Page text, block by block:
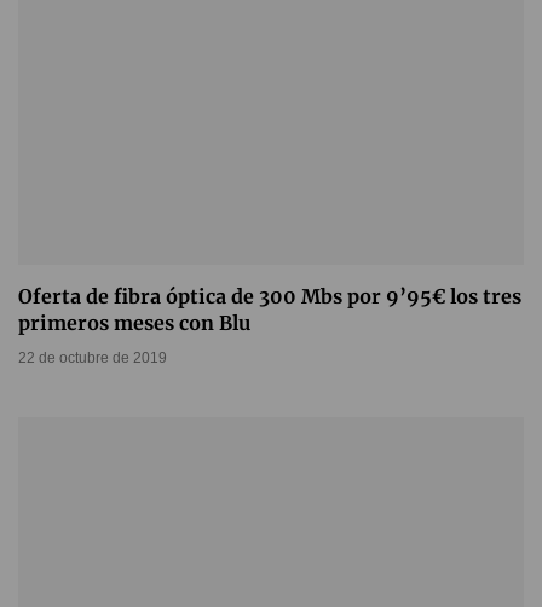
Oferta de fibra óptica de 300 Mbs por 9’95€ los tres
primeros meses con Blu
22 de octubre de 2019